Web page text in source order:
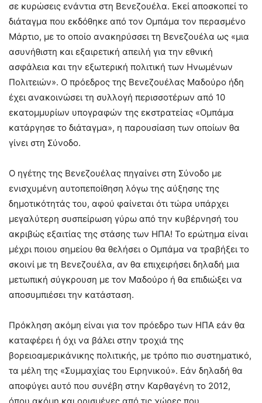
σε κυρώσεις ενάντια στη Βενεζουέλα. Εκεί αποσκοπεί το
διάταγμα που εκδόθηκε από τον Ομπάμα τον περασμένο
Μάρτιο, με το οποίο ανακηρύσσει τη Βενεζουέλα ως «μια
ασυνήθιστη και εξαιρετική απειλή για την εθνική
ασφάλεια και την εξωτερική πολιτική των Ηνωμένων
Πολιτειών». Ο πρόεδρος της Βενεζουέλας Μαδούρο ήδη
έχει ανακοινώσει τη συλλογή περισσοτέρων από 10
εκατομμυρίων υπογραφών της εκστρατείας «Ομπάμα
κατάργησε το διάταγμα», η παρουσίαση των οποίων θα
γίνει στη Σύνοδο.
Ο ηγέτης της Βενεζουέλας πηγαίνει στη Σύνοδο με
ενισχυμένη αυτοπεποίθηση λόγω της αύξησης της
δημοτικότητάς του, αφού φαίνεται ότι τώρα υπάρχει
μεγαλύτερη συσπείρωση γύρω από την κυβέρνησή του
ακριβώς εξαιτίας της στάσης των ΗΠΑ! Το ερώτημα είναι
μέχρι ποιου σημείου θα θελήσει ο Ομπάμα να τραβήξει το
σκοινί με τη Βενεζουέλα, αν θα επιχειρήσει δηλαδή μια
μετωπική σύγκρουση με τον Μαδούρο ή θα επιδιώξει να
αποσυμπιέσει την κατάσταση.
Πρόκληση ακόμη είναι για τον πρόεδρο των ΗΠΑ εάν θα
καταφέρει ή όχι να βάλει στην τροχιά της
βορειοαμερικάνικης πολιτικής, με τρόπο πιο συστηματικό,
τα μέλη της «Συμμαχίας του Ειρηνικού». Εάν δηλαδή θα
αποφύγει αυτό που συνέβη στην Καρθαγένη το 2012,